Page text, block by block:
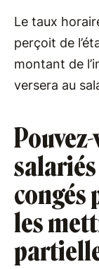
Le taux
perçoit de
montant de
versera au
congés
les